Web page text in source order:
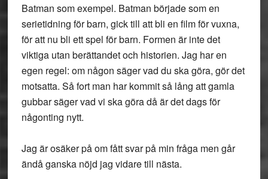
Batman som exempel. Batman började som en
serietidning för barn, gick till att bli en film för vuxna,
för att nu bli ett spel för barn. Formen är inte det
viktiga utan berättandet och historien. Jag har en
egen regel: om någon säger vad du ska göra, gör det
motsatta. Så fort man har kommit så lång att gamla
gubbar säger vad vi ska göra då är det dags för
någonting nytt.
Jag är osäker på om fått svar på min fråga men går
ändå ganska nöjd jag vidare till nästa.